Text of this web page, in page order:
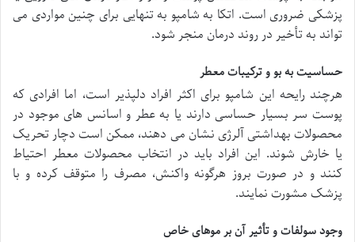
پزشکی ضروری است. اتکا به شامپو به تنهایی برای چنین مواردی می
تواند به تأخیر در روند درمان منجر شود.
حساسیت به بو و ترکیبات معطر
هرچند رایحه این شامپو برای اکثر افراد دلپذیر است، اما افرادی که
پوست سر بسیار حساسی دارند یا به عطر و اسانس های موجود در
محصولات بهداشتی آلرژی نشان می دهند، ممکن است دچار تحریک
یا خارش شوند. این افراد باید در انتخاب محصولات معطر احتیاط
کنند و در صورت بروز هرگونه واکنش، مصرف را متوقف کرده و با
پزشک مشورت نمایند.
وجود سولفات و تأثیر آن بر موهای خاص